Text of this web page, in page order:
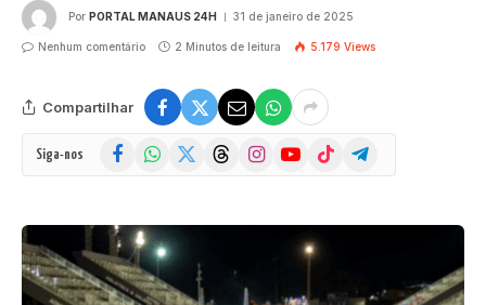
Por PORTAL MANAUS 24H 31 de janeiro de 2025
Nenhum comentário 2 Minutos de leitura 5.179 Views
Compartilhar
Siga-nos FacebookWhatsApp
(Twitter)
ThreadsInstagramYouTubeTikTok Telegram